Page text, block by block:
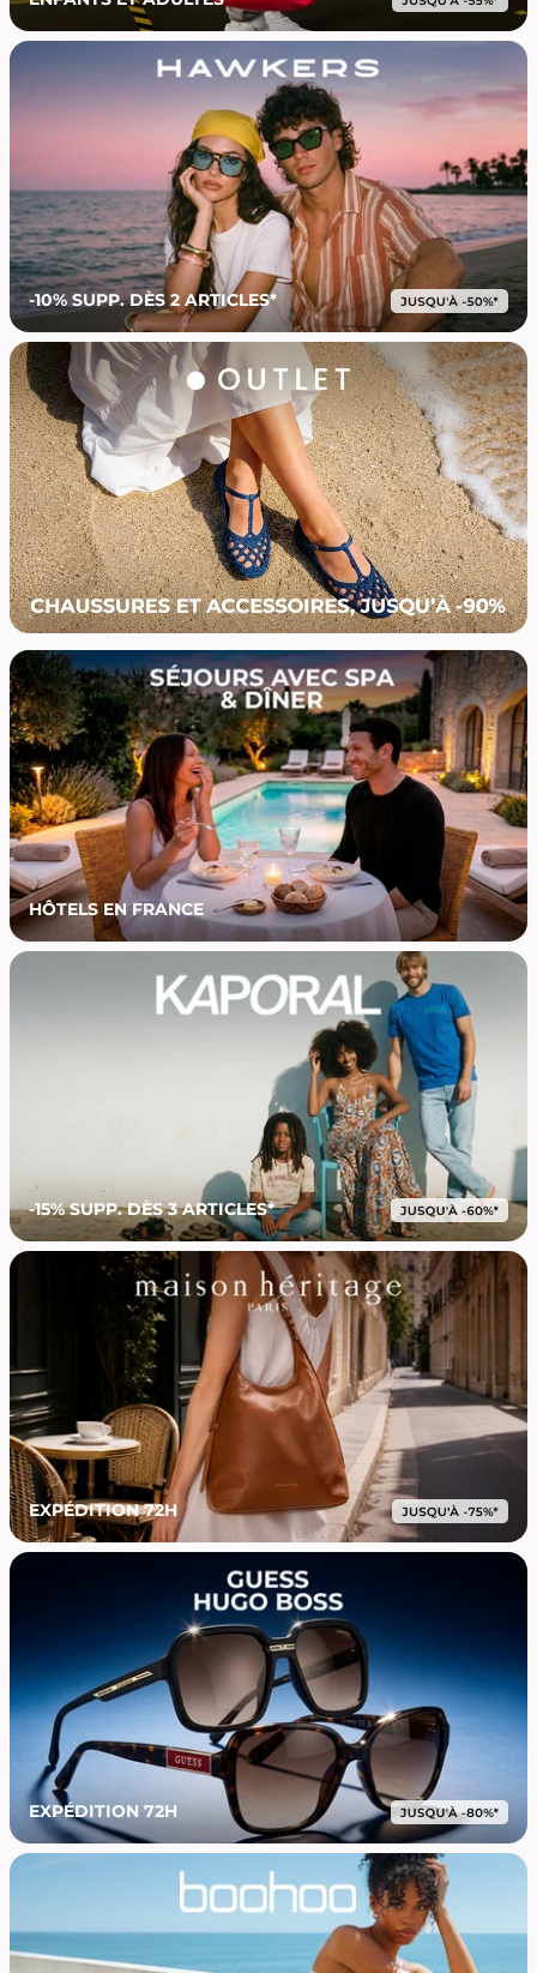
-10% SUPP. DÈS 2 ARTICLES*
HÔTELS EN FRANCE
-15% SUPP. DÈS 3 ARTICLES*
EXPÉDITION 72H
EXPÉDITION 72H